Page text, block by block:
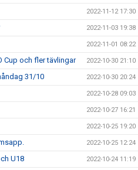
2022-11-12 17:30
2022-11-03 19:38
2022-11-01 08:22
Cup och fler tävlingar 2022-10-30 21:10
31/10 2022-10-30 20:24
2022-10-28 09:03
2022-10-27 16:21
2022-10-25 19:20
2022-10-25 12:24
U18 2022-10-24 11:19